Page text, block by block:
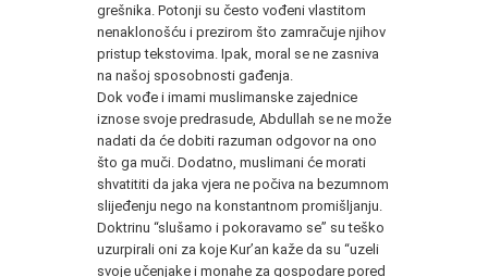
grešnika. Potonji su često vođeni vlastitom
nenaklonošću i prezirom što zamračuje njihov
pristup tekstovima. Ipak, moral se ne zasniva
na našoj sposobnosti gađenja.
Dok vođe i imami muslimanske zajednice
iznose svoje predrasude, Abdullah se ne može
nadati da će dobiti razuman odgovor na ono
što ga muči. Dodatno, muslimani će morati
shvatititi da jaka vjera ne počiva na bezumnom
slijeđenju nego na konstantnom promišljanju.
Doktrinu “slušamo i pokoravamo se” su teško
uzurpirali oni za koje Kur’an kaže da su “uzeli
svoje učenjake i monahe za gospodare pored